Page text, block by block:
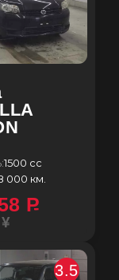
1500 сс
000 км.
P
3.5